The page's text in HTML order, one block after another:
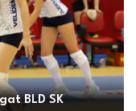
BLD SK